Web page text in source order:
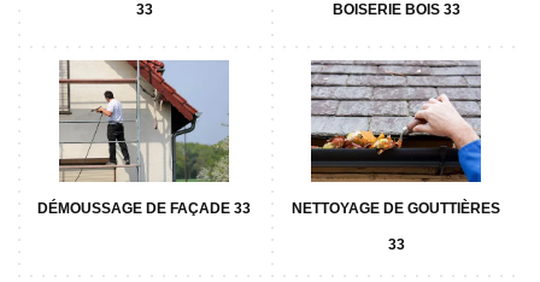
33 BOISERIE BOIS 33
DÉMOUSSAGE DE FAÇADE 33 NETTOYAGE DE GOUTTIÈRES
33